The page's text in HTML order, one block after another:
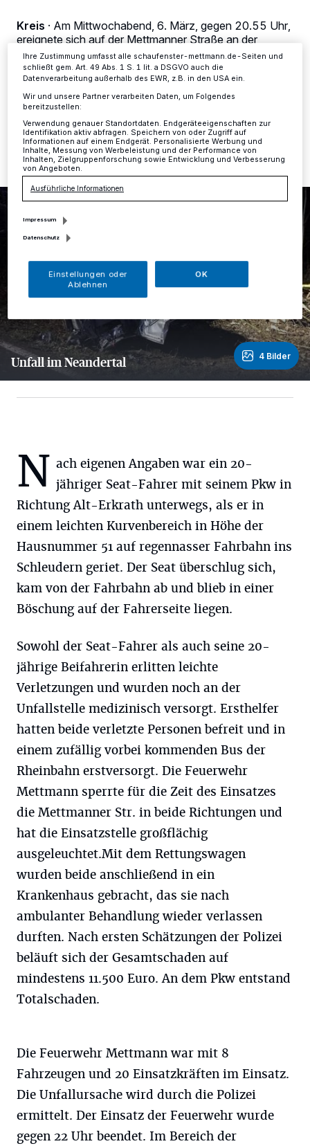
Kreis · Am Mittwochabend, 6. März, gegen 20.55 Uhr,
ereignete sich auf der Mettmanner Straße an der
Stadtgrenze zwischen Erkrath und Mettmann im
Neandertal ein Unfall mit zwei Verletzten.
07.03.2019 , 11:02 Uhr Eine Minute Lesezeit
Unfall im Neandertal 4 Bilder
N ach eigenen Angaben war ein 20-
jähriger Seat-Fahrer mit seinem Pkw in
Richtung Alt-Erkrath unterwegs, als er in
einem leichten Kurvenbereich in Höhe der
Hausnummer 51 auf regennasser Fahrbahn ins
Schleudern geriet. Der Seat überschlug sich,
kam von der Fahrbahn ab und blieb in einer
Böschung auf der Fahrerseite liegen.
Sowohl der Seat-Fahrer als auch seine 20-
jährige Beifahrerin erlitten leichte
Verletzungen und wurden noch an der
Unfallstelle medizinisch versorgt. Ersthelfer
hatten beide verletzte Personen befreit und in
einem zufällig vorbei kommenden Bus der
Rheinbahn erstversorgt. Die Feuerwehr
Mettmann sperrte für die Zeit des Einsatzes
die Mettmanner Str. in beide Richtungen und
hat die Einsatzstelle großflächig
ausgeleuchtet.Mit dem Rettungswagen
wurden beide anschließend in ein
Krankenhaus gebracht, das sie nach
ambulanter Behandlung wieder verlassen
durften. Nach ersten Schätzungen der Polizei
beläuft sich der Gesamtschaden auf
mindestens 11.500 Euro. An dem Pkw entstand
Totalschaden.
Die Feuerwehr Mettmann war mit 8
Fahrzeugen und 20 Einsatzkräften im Einsatz.
Die Unfallursache wird durch die Polizei
ermittelt. Der Einsatz der Feuerwehr wurde
gegen 22 Uhr beendet. Im Bereich der
Ihre Einstellungen gelten innerhalb unseres Website. Weitere
Informationen finden Sie in unserer Datenschutzerklärung.
Ihre Zustimmung umfasst alle schaufenster-mettmann.de-Seiten und
schließt gem. Art. 49 Abs. 1 S. 1 lit. a DSGVO auch die
Datenverarbeitung außerhalb des EWR, z.B. in den USA ein.
Wir und unsere Partner verarbeiten Daten, um Folgendes
bereitzustellen:
Verwendung genauer Standortdaten. Endgeräteeigenschaften zur
Identifikation aktiv abfragen. Speichern von oder Zugriff auf
Informationen auf einem Endgerät. Personalisierte Werbung und
Inhalte, Messung von Werbeleistung und der Performance von
Inhalten, Zielgruppenforschung sowie Entwicklung und Verbesserung
von Angeboten.
Ausführliche Informationen
Impressum
Datenschutz
Einstellungen oder
Ablehnen
OK